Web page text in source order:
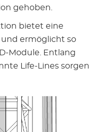
gehoben.
bietet eine
ermöglicht so
Module. Entlang
Life-Lines sorgen